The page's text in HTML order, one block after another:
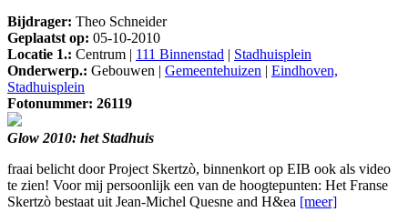
Bijdrager: Theo Schneider
Geplaatst op: 05-10-2010
Locatie 1.: Centrum | 111 Binnenstad | Stadhuisplein
Onderwerp.: Gebouwen | Gemeentehuizen | Eindhoven,
Stadhuisplein
Fotonummer: 26119
Glow 2010: het Stadhuis
fraai belicht door Project Skertzò, binnenkort op EIB ook als video
te zien! Voor mij persoonlijk een van de hoogtepunten: Het Franse
Skertzò bestaat uit Jean-Michel Quesne and H&ea [meer]